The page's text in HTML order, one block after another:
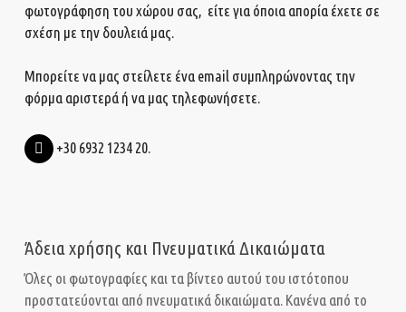
φωτογράφηση του χώρου σας, είτε για όποια απορία έχετε σε
σχέση με την δουλειά μας.
Μπορείτε να μας στείλετε ένα emailσυμπληρώνοντας την
φόρμα αριστερά ή να μας τηλεφωνήσετε.
+30 6932 1234 20.
Άδεια χρήσης και Πνευματικά Δικαιώματα
Όλες οι φωτογραφίες και τα βίντεο αυτού του ιστότοπου
προστατεύονται από πνευματικά δικαιώματα. Κανένα από το